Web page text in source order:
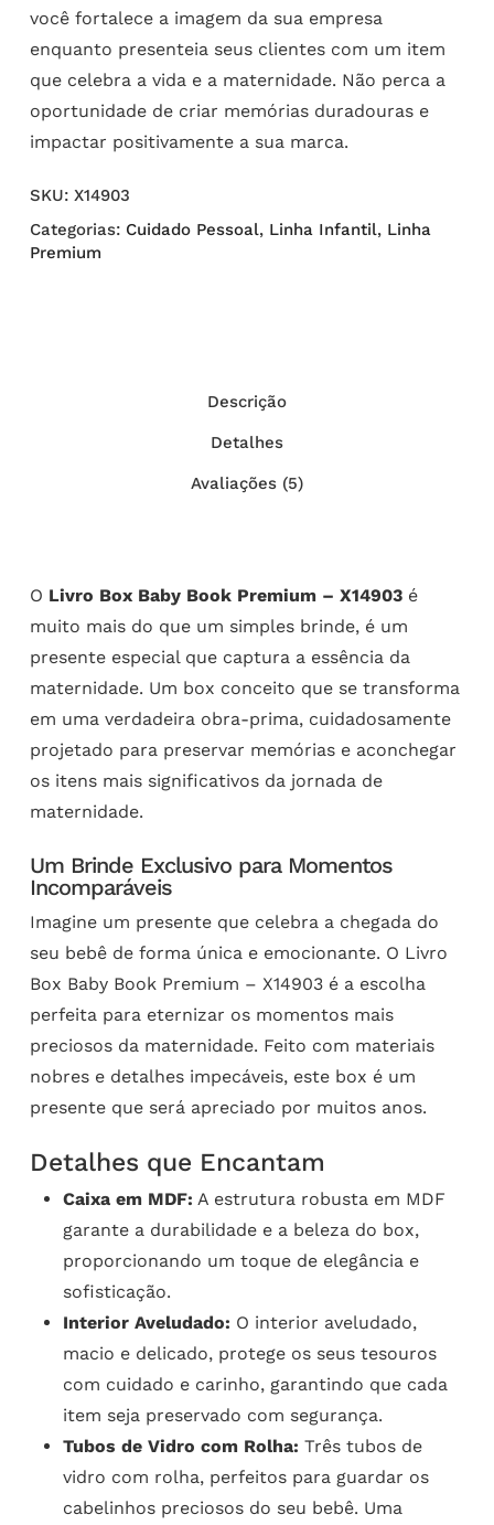
você fortalece a imagem da sua empresa
enquanto presenteia seus clientes com um item
que celebra a vida e a maternidade. Não perca a
oportunidade de criar memórias duradouras e
impactar positivamente a sua marca.
SKU: X14903
Categorias: Cuidado Pessoal, Linha Infantil, Linha
Premium
Descrição
Detalhes
Avaliações (5)
O Livro Box Baby Book Premium – X14903é
muito mais do que um simples brinde, é um
presente especial que captura a essência da
maternidade. Um box conceito que se transforma
em uma verdadeira obra-prima, cuidadosamente
projetado para preservar memórias e aconchegar
os itens mais significativos da jornada de
maternidade.
Um Brinde Exclusivo para Momentos
Incomparáveis
Imagine um presente que celebra a chegada do
seu bebê de forma única e emocionante. O Livro
Box Baby Book Premium – X14903 é a escolha
perfeita para eternizar os momentos mais
preciosos da maternidade. Feito com materiais
nobres e detalhes impecáveis, este box é um
presente que será apreciado por muitos anos.
Detalhes que Encantam
Caixa em MDF: A estrutura robusta em MDF
garante a durabilidade e a beleza do box,
proporcionando um toque de elegância e
sofisticação.
Interior Aveludado: O interior aveludado,
macio e delicado, protege os seus tesouros
com cuidado e carinho, garantindo que cada
item seja preservado com segurança.
Tubos de Vidro com Rolha: Três tubos de
vidro com rolha, perfeitos para guardar os
cabelinhos preciosos do seu bebê. Uma